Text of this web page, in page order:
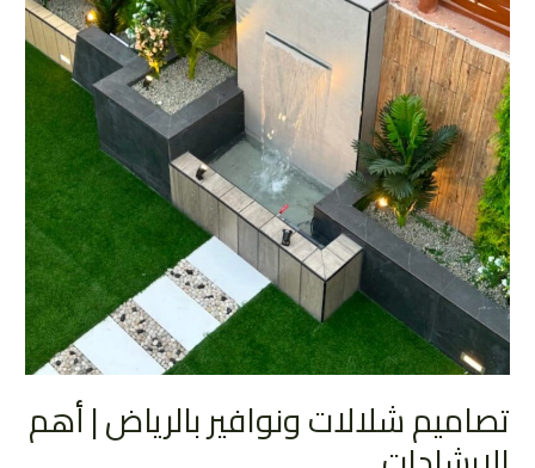
تصاميم شلالات ونوافير بالرياض | أهم